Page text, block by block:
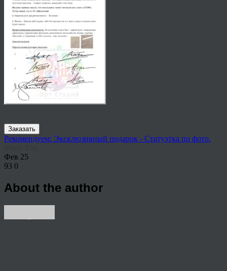
Заказать
Рекомендуем: Эксклюзивный подарок - Статуэтка по фото.
Фев 25
93 0
About the author